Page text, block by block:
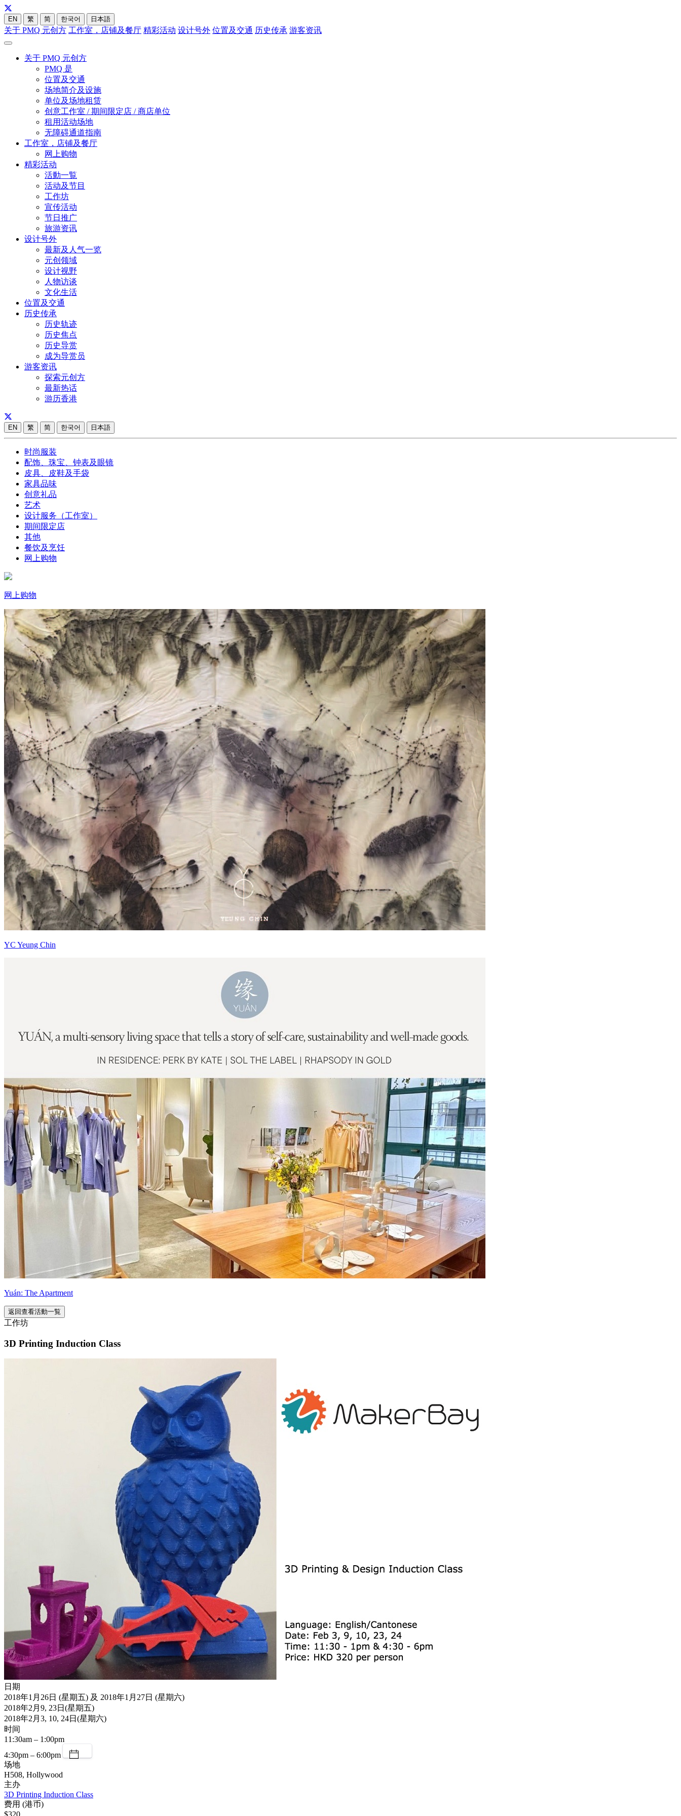
EN 繁 简 한국어 日本語
关于 PMQ 元创方 工作室，店铺及餐厅 精彩活动 设计号外 位置及交通 历史传承 游客资讯
关于 PMQ 元创方
PMQ 是
位置及交通
场地简介及设施
单位及场地租赁
创意工作室 / 期间限定店 / 商店单位
租用活动场地
无障碍通道指南
工作室，店铺及餐厅
网上购物
精彩活动
活動一覧
活动及节目
工作坊
宣传活动
节日推广
旅游资讯
设计号外
最新及人气一览
元创领域
设计视野
人物访谈
文化生活
位置及交通
历史传承
历史轨迹
历史焦点
历史导赏
成为导赏员
游客资讯
探索元创方
最新热话
游历香港
EN 繁 简 한국어 日本語
时尚服装
配饰、珠宝、钟表及眼镜
皮具、皮鞋及手袋
家具品味
创意礼品
艺术
设计服务（工作室）
期间限定店
其他
餐饮及烹饪
网上购物
网上购物
YC Yeung Chin
Yuán: The Apartment
返回查看活動一覧
工作坊
3D Printing Induction Class
日期
2018年1月26日 (星期五) 及 2018年1月27日 (星期六)
2018年2月9, 23日(星期五)
2018年2月3, 10, 24日(星期六)
时间
11:30am – 1:00pm
4:30pm – 6:00pm
场地
H508, Hollywood
主办
3D Printing Induction Class
费用 (港币)